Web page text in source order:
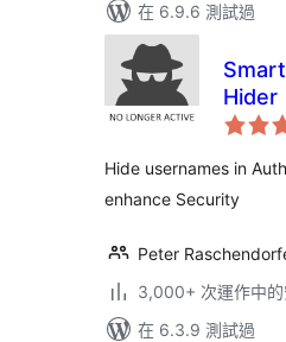
在 6.9.6 測試過
Hider
Hide usernames in
enhance Security
Peter
3,000+ 次運作中
在 6.3.9 測試過